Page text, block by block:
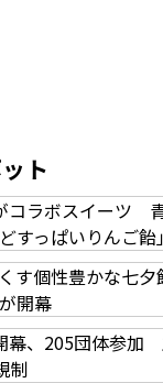
ト
コラボスイーツ
すっぱいりんご飴
す個性豊かな七
開幕
幕、205団体参加
制